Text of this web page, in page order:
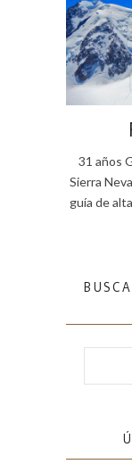
31 años
Sierra
guía de